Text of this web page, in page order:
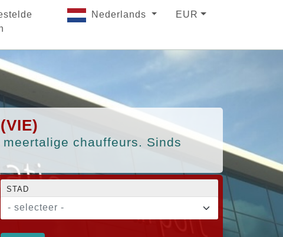
Nederlands EUR
chauffeurs. Sinds
STAD
- selecteer -